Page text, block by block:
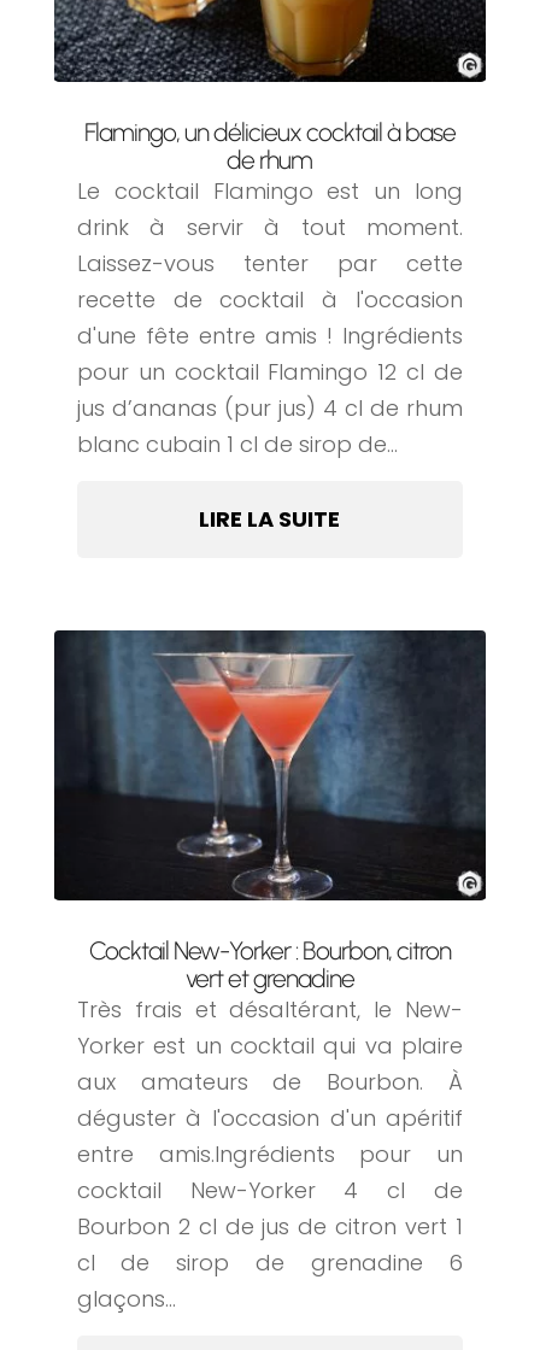
Flamingo, un délicieux cocktail à base
de rhum
Le cocktail Flamingo est un long
drink à servir à tout moment.
Laissez-vous tenter par cette
recette de cocktail à l'occasion
d'une fête entre amis ! Ingrédients
pour un cocktail Flamingo 12 cl de
jus d’ananas (pur jus) 4 cl de rhum
blanc cubain 1 cl de sirop de...
LIRE LA SUITE
Cocktail New-Yorker : Bourbon, citron
vert et grenadine
Très frais et désaltérant, le New-
Yorker est un cocktail qui va plaire
aux amateurs de Bourbon. À
déguster à l'occasion d'un apéritif
entre amis.Ingrédients pour un
cocktail New-Yorker 4 cl de
Bourbon 2 cl de jus de citron vert 1
cl de sirop de grenadine 6
glaçons...